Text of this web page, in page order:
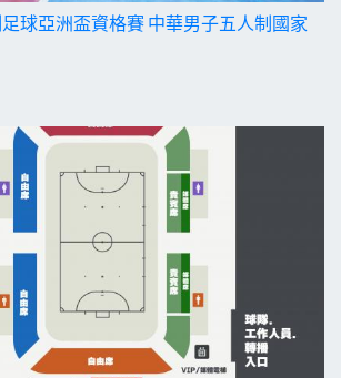
球亞洲盃資格賽 中華男子五人制國家